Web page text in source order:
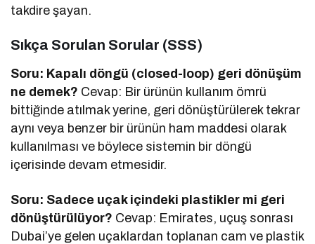
takdire şayan.
Sıkça Sorulan Sorular (SSS)
Soru: Kapalı döngü (closed-loop) geri dönüşüm
ne demek? Cevap: Bir ürünün kullanım ömrü
bittiğinde atılmak yerine, geri dönüştürülerek tekrar
aynı veya benzer bir ürünün ham maddesi olarak
kullanılması ve böylece sistemin bir döngü
içerisinde devam etmesidir.
Soru: Sadece uçak içindeki plastikler mi geri
dönüştürülüyor? Cevap: Emirates, uçuş sonrası
Dubai’ye gelen uçaklardan toplanan cam ve plastik